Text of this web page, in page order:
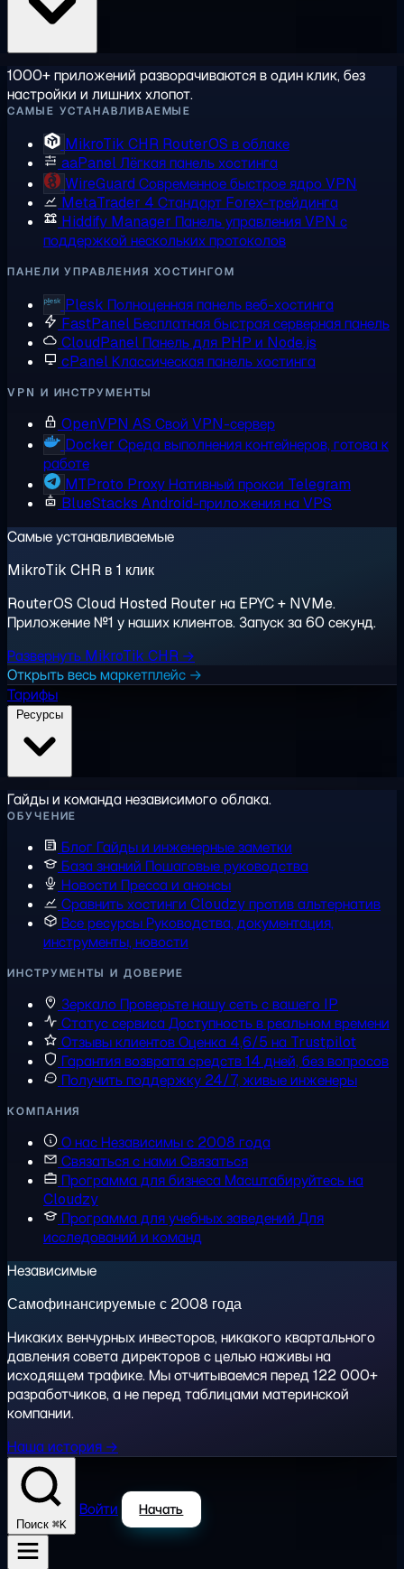
1000+ приложений разворачиваются в один клик, без
настройки и лишних хлопот.
САМЫЕ УСТАНАВЛИВАЕМЫЕ
MikroTik CHR RouterOS в облаке
aaPanelЛёгкая панель хостинга
WireGuard Современное быстрое ядро VPN
MetaTrader 4 Стандарт Forex-трейдинга
Hiddify Manager Панель управления VPN с
поддержкой нескольких протоколов
ПАНЕЛИ УПРАВЛЕНИЯ ХОСТИНГОМ
Plesk Полноценная панель веб-хостинга
FastPanelБесплатная быстрая серверная панель
CloudPanel Панель для PHP и Node.js
cPanelКлассическая панель хостинга
VPN И ИНСТРУМЕНТЫ
OpenVPN AS Свой VPN-сервер
Docker Среда выполнения контейнеров, готова к
работе
MTProto ProxyНативный прокси Telegram
BlueStacks Android-приложения на VPS
Самые устанавливаемые
MikroTik CHR в 1 клик
RouterOS Cloud Hosted Router на EPYC + NVMe.
Приложение №1 у наших клиентов. Запуск за 60 секунд.
Развернуть MikroTik CHR →
Открыть весь маркетплейс →
Тарифы
Гайды и команда независимого облака.
ОБУЧЕНИЕ
Блог Гайды и инженерные заметки
База знаний Пошаговые руководства
Новости Пресса и анонсы
Сравнить хостинги Cloudzy против альтернатив
Все ресурсыРуководства, документация,
инструменты, новости
ИНСТРУМЕНТЫ И ДОВЕРИЕ
Зеркало Проверьте нашу сеть с вашего IP
Статус сервисаДоступность в реальном времени
Отзывы клиентовОценка 4,6/5 на Trustpilot
Гарантия возврата средств14 дней, без вопросов
Получить поддержку 24/7, живые инженеры
КОМПАНИЯ
О насНезависимы с 2008 года
Связаться с нами Связаться
Программа для бизнесаМасштабируйтесь на
Cloudzy
Программа для учебных заведений Для
исследований и команд
Независимые
Самофинансируемые с 2008 года
Никаких венчурных инвесторов, никакого квартального
давления совета директоров с целью наживы на
исходящем трафике. Мы отчитываемся перед 122 000+
разработчиков, а не перед таблицами материнской
компании.
Наша история →
Поиск ⌘K
Войти Начать